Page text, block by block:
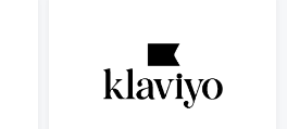
de servicii automate și bazate pe
Inteligență Artificală (AI), de la
newslettere personalizate, e-
mailuri automate și recomandări